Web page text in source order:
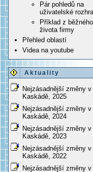
Pár pohledů na
uživatelské
Příklad z běžného
života firmy
Přehled oblastí
Videa na youtube
Aktuality
Nejzásadnější změny v
Kaskádě, 2025
Nejzásadnější změny v
Kaskádě, 2024
Nejzásadnější změny v
Kaskádě, 2023
Nejzásadnější změny v
Kaskádě, 2022
Nejzásadnější změny v